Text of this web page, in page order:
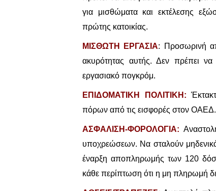
για μισθώματα και εκτέλεσης
πρώτης κατοικίας.
ΜΙΣΘΩΤΗ ΕΡΓΑΣΙΑ: Προσωρινή
ακυρότητας αυτής. Δεν πρέπει
εργασιακό πογκρόμ.
ΕΠΙΔΟΜΑΤΙΚΗ ΠΟΛΙΤΙΚΗ:
πόρων από τις εισφορές στον ΟΑΕΔ.
ΑΣΦΑΛΙΣΗ-ΦΟΡΟΛΟΓΙΑ:
υποχρεώσεων. Να σταλούν
έναρξη αποπληρωμής των 120
κάθε περίπτωση ότι η μη πληρωμή